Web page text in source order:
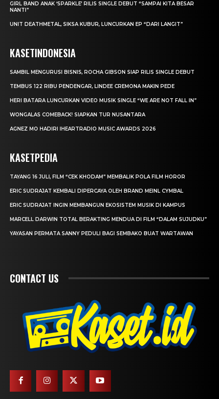
GIRL BAND ANAK ‘SPARKLE’ RILIS SINGLE DEBUT “SAMPAI KITA BESAR
NANTI”
UNIT DEATHMETAL, SIKSA KUBUR, LUNCURKAN EP “DARI LANGIT”
KASETINDONESIA
SAMBIL MENGURUSI BISNIS, ROCHA GIBSON SIAP RILIS SINGLE DEBUT
TEMBUS 122 RIBU PENDENGAR, LINDEE CREMONA MAKIN PEDE
HERI BATARA LUNCURKAN VIDEO MUSIK SINGLE “WE ARE NOT FALL IN”
WONGALAS COMEBACK! SIAPKAN TUR NUSANTARA
AGNEZ MO HADIRI IHEARTRADIO MUSIC AWARDS 2026
KASETPEDIA
TAYANG 16 JULI, FILM “CEK KHODAM” MEMBALIK POLA FILM HOROR
ERIC SUDRAJAT KEMBALI DIPERCAYA OLEH BRAND MEINL CYMBAL
ERIC SUDRAJAT INGIN MEMBANGUN EKOSISTEM MUSIK DI KAMPUS
MARCELL DARWIN TOTAL BERAKTING MENDUA DI FILM “DALAM SUJUDKU”
YAYASAN PERMATA SANNY PEDULI BAGI SEMBAKO BUAT WARTAWAN
CONTACT US